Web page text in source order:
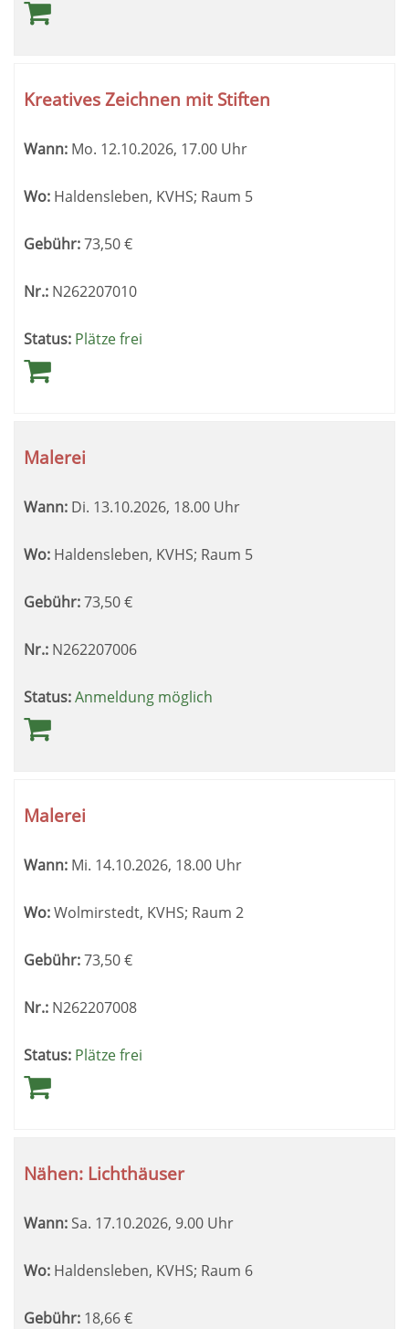
Kreatives Zeichnen mit Stiften
Wann: Mo. 12.10.2026, 17.00 Uhr
Wo: Haldensleben, KVHS; Raum 5
Gebühr:73,50€
Nr.: N262207010
Status: Plätze frei
Malerei
Wann: Di. 13.10.2026, 18.00 Uhr
Wo: Haldensleben, KVHS; Raum 5
Gebühr:73,50€
Nr.: N262207006
Status:Anmeldung möglich
Malerei
Wann: Mi. 14.10.2026, 18.00 Uhr
Wo:Wolmirstedt, KVHS; Raum 2
Gebühr:73,50€
Nr.: N262207008
Status: Plätze frei
Nähen: Lichthäuser
Wann: Sa. 17.10.2026, 9.00 Uhr
Wo: Haldensleben, KVHS; Raum 6
Gebühr: 18,66€